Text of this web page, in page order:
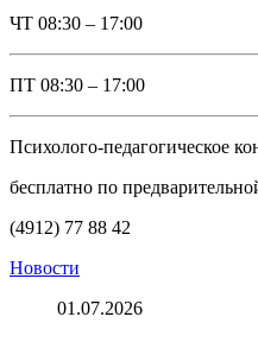
ЧТ 08:30 – 17:00
ПТ 08:30 – 17:00
Психолого-педагогическое
бесплатно по
(4912) 77 88 42
Новости
01.07.2026